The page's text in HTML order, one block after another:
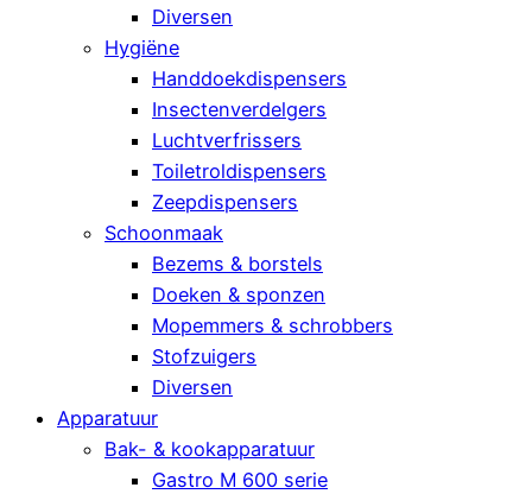
Diversen
Hygiëne
Handdoekdispensers
Insectenverdelgers
Luchtverfrissers
Toiletroldispensers
Zeepdispensers
Schoonmaak
Bezems & borstels
Doeken & sponzen
Mopemmers & schrobbers
Stofzuigers
Diversen
Apparatuur
Bak- & kookapparatuur
Gastro M 600 serie